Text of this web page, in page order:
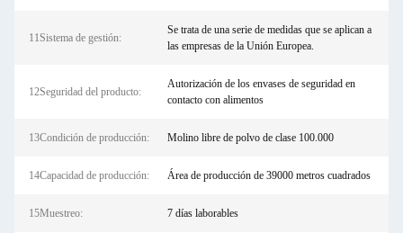
11Sistema de gestión:
Se trata de una serie de medidas que se aplican a
las empresas de la Unión Europea.
12Seguridad del producto:
Autorización de los envases de seguridad en
contacto con alimentos
13Condición de producción: Molino libre de polvo de clase 100.000
14Capacidad de producción: Área de producción de 39000 metros cuadrados
15Muestreo: 7 días laborables